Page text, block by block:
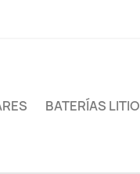
BATERÍAS LITIO